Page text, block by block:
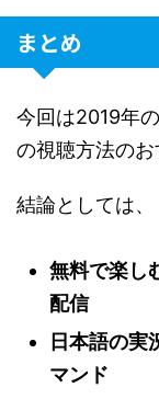
まとめ
今回は2019年
の視聴方法のお
結論としては、
無料で楽し
配信
日本語の実
マンド